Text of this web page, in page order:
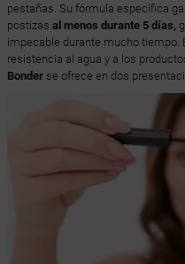
pestañas. Su fórmula específica
postizas al menos durante 5 días,
impecable durante mucho tiempo.
resistencia al agua y a los
Bonderse ofrece en dos